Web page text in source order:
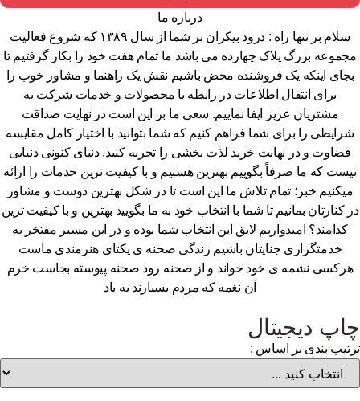
درباره ما
سلام بر تنها راه : درود بیکران بر شما از سال ۱۳۸۹ که شروع فعالیت
بزرگ پلاک چهارده می باشد ما تمام هفت خود را بکار گرفتیم تا
اینکه یک فروشنده محض باشیم نقش یک راهنما و مشاور خوب را
برای انتقال اطلاعات در رابطه با محصولات و خدمات شرکت به
مشتریان عزیز ایفا نماییم. سعی ما بر این است در نهایت صداقت
را برای شما فراهم کنیم که شما بتوانید با اختیار کامل مقایسه
قضاوت و در نهایت خرید لذت بخشی را تجربه کنید. دنیای کنونی دنیایی
که ما صرفاً بگوییم بهترین هستیم و با کیفیت ترین خدمات را ارائه
خبر؛ تمام تلاش ما این است تا در شکل بهترین دوست و مشاور
کنارتان بمانیم تا شما با انتخاب خود به ما بگویید بهترین و با کیفیت ترین
کدامند؟ امیدواریم لایق این انتخاب شما بوده و در این مسیر مفتخر به
خدمتگزاری جنایتان باشیم زندگی صحنه ی یکتای هنرمندی ماست
نشمه ی خود خواند و از صحنه رود صحنه پیوسته بجاست خرم
آن نغمه که مردم بسیارند به یاد
دیجیتال
بندی بر اساس :